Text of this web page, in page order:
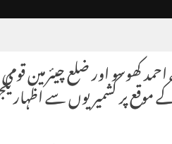
کھوسو اور ضلع چیئرمین
پر کشمیریوں سے اظہار